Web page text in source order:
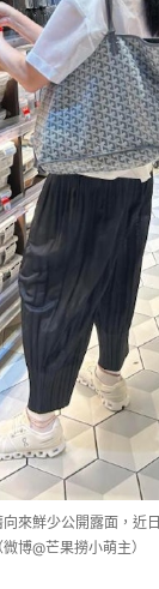
來鮮少公開露面，近
博@芒果撈小萌主）